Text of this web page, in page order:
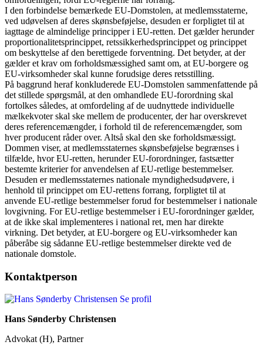
I den forbindelse bemærkede EU-Domstolen, at medlemsstaterne,
ved udøvelsen af deres skønsbeføjelse, desuden er forpligtet til at
iagttage de almindelige principper i EU-retten. Det gælder herunder
proportionalitetsprincippet, retssikkerhedsprincippet og princippet
om beskyttelse af den berettigede forventning. Det betyder, at der
gælder et krav om forholdsmæssighed samt om, at EU-borgere og
EU-virksomheder skal kunne forudsige deres retsstilling.
På baggrund heraf konkluderede EU-Domstolen sammenfattende på
det stillede spørgsmål, at den omhandlede EU-forordning skal
fortolkes således, at omfordeling af de uudnyttede individuelle
mælkekvoter skal ske mellem de producenter, der har overskrevet
deres referencemængder, i forhold til de referencemængder, som
hver producent råder over. Altså skal den ske forholdsmæssigt.
Dommen viser, at medlemsstaternes skønsbeføjelse begrænses i
tilfælde, hvor EU-retten, herunder EU-forordninger, fastsætter
bestemte kriterier for anvendelsen af EU-retlige bestemmelser.
Desuden er medlemsstaternes nationale myndighedsudøvere, i
henhold til princippet om EU-rettens forrang, forpligtet til at
anvende EU-retlige bestemmelser forud for bestemmelser i nationale
lovgivning. For EU-retlige bestemmelser i EU-forordninger gælder,
at de ikke skal implementeres i national ret, men har direkte
virkning. Det betyder, at EU-borgere og EU-virksomheder kan
påberåbe sig sådanne EU-retlige bestemmelser direkte ved de
nationale domstole.
Kontaktperson
Se profil
Hans Sønderby Christensen
Advokat (H), Partner